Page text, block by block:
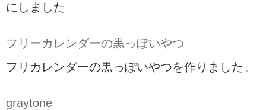
にしました
フリーカレンダーの黒っぽいやつ
フリカレンダーの黒っぽいやつを作りました。
graytone